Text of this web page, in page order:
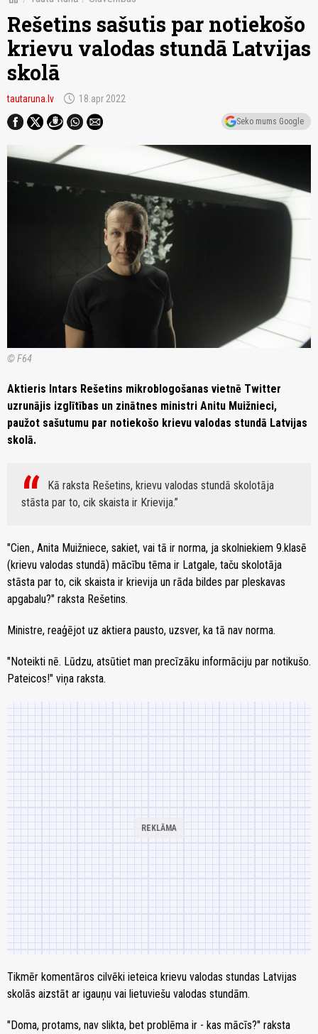
Rešetins sašutis par notiekošo
krievu valodas stundā Latvijas
skolā
tautaruna.lv schedule 18.apr 2022
Seko mums Google
© F64
Aktieris Intars Rešetins mikroblogošanas vietnē Twitter
uzrunājis izglītības un zinātnes ministri Anitu Muižnieci,
paužot sašutumu par notiekošo krievu valodas stundā Latvijas
skolā.
Kā raksta Rešetins, krievu valodas stundā skolotāja
stāsta par to, cik skaista ir Krievija.
"Cien., Anita Muižniece, sakiet, vai tā ir norma, ja skolniekiem 9.klasē
(krievu valodas stundā) mācību tēma ir Latgale, taču skolotāja
stāsta par to, cik skaista ir krievija un rāda bildes par pleskavas
apgabalu?" raksta Rešetins.
Ministre, reaģējot uz aktiera pausto, uzsver, ka tā nav norma.
"Noteikti nē. Lūdzu, atsūtiet man precīzāku informāciju par notikušo.
Pateicos!" viņa raksta.
Tikmēr komentāros cilvēki ieteica krievu valodas stundas Latvijas
skolās aizstāt ar igauņu vai lietuviešu valodas stundām.
"Doma, protams, nav slikta, bet problēma ir - kas mācīs?" raksta